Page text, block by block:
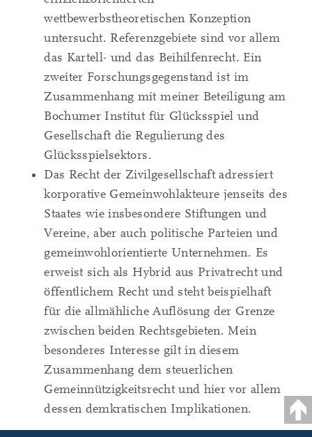
wettbewerbstheoretischen Konzeption
untersucht. Referenzgebiete sind vor allem
das Kartell- und das Beihilfenrecht. Ein
zweiter Forschungsgegenstand ist im
Zusammenhang mit meiner Beteiligung am
Bochumer Institut für Glücksspiel und
Gesellschaft die Regulierung des
Glücksspielsektors.
Das Recht der Zivilgesellschaft adressiert
korporative Gemeinwohlakteure jenseits des
Staates wie insbesondere Stiftungen und
Vereine, aber auch politische Parteien und
gemeinwohlorientierte Unternehmen. Es
erweist sich als Hybrid aus Privatrecht und
öffentlichem Recht und steht beispielhaft
für die allmähliche Auflösung der Grenze
zwischen beiden Rechtsgebieten. Mein
besonderes Interesse gilt in diesem
Zusammenhang dem steuerlichen
Gemeinnützigkeitsrecht und hier vor allem
dessen demkratischen Implikationen.